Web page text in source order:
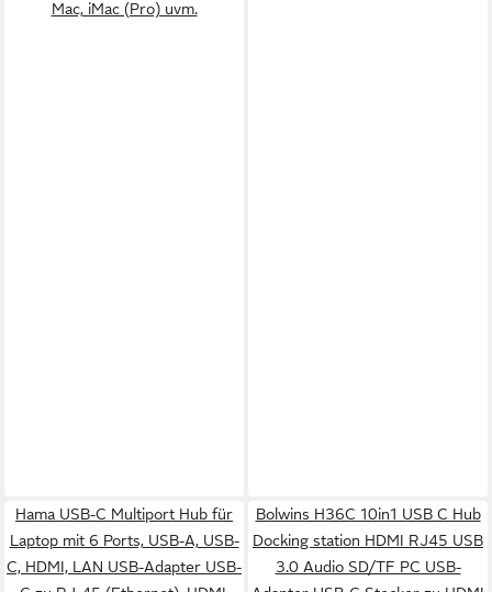
Mac, iMac (Pro) uvm.
Hama USB-C Multiport Hub für
Laptop mit 6 Ports, USB-A, USB-
C, HDMI, LAN USB-Adapter USB-
Bolwins H36C 10in1 USB C Hub
Docking station HDMI RJ45 USB
3.0 Audio SD/TF PC USB-